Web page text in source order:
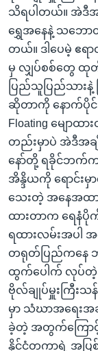
သိရပါတယ်။ အဲဒီအ
ရွှေအနေနဲ့ သဘော
တယ်။ ဒါပေမဲ့ ဧရ
မှ လျှပ်စစ်တွေ ထု
ပြည်သူပြည်သား
ဆိုတာကို နောက်ပိုင်
Floating မျော
တည်းမှာပဲ အဲဒီအ
နော်တို့ ရခိုင်ဘက်က
အိန္ဒိယကို ရောင်းမှ
သေးတဲ့ အနေအထာ
ထားတာက ရေနံ
ရထားလမ်းအပါ
တရုတ်ပြည်ကနေ
ထွက်ပေါက် လုပ်တဲ့
ဗိုလ်ချုပ်မှူးကြီးသ
မှာ သံဃာအရေးအခ
ခဲ့တဲ့ အတွက်ကြောင့်
နိုင်ငံတကာရဲ့ အပြ